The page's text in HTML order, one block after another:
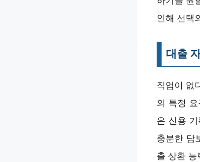
인해 선택
대출
직업이 없
의 특정
은 신용
충분한 담
출 상환 능